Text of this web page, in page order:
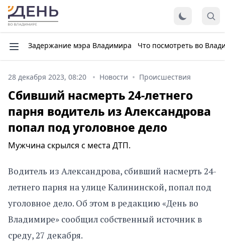
Задержание мэра Владимира Что посмотреть во
28 декабря 2023, 08:20 Новости Происшествия
Сбивший насмерть 24-летнего
парня водитель из Александрова
попал под уголовное дело
Мужчина скрылся с места ДТП.
Водитель из Александрова, сбивший насмерть 24-
летнего парня на улице Калининской, попал под
уголовное дело. Об этом в редакцию «День во
Владимире» сообщил собственный источник в
среду, 27 декабря.